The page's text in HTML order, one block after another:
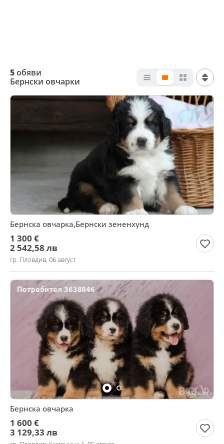
5обяви
Бернски овчарки
Бернска овчарка,Бернски зененхунд
1 300 €
2 542,58 лв
гр. Пловдив, 06 август
Бернска овчарка
1 600 €
3 129,33 лв